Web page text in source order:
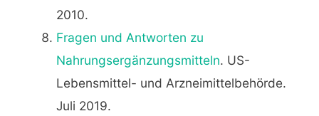
2010.
Fragen und Antworten zu
Nahrungsergänzungsmitteln. US-
Lebensmittel- und Arzneimittelbehörde.
Juli 2019.